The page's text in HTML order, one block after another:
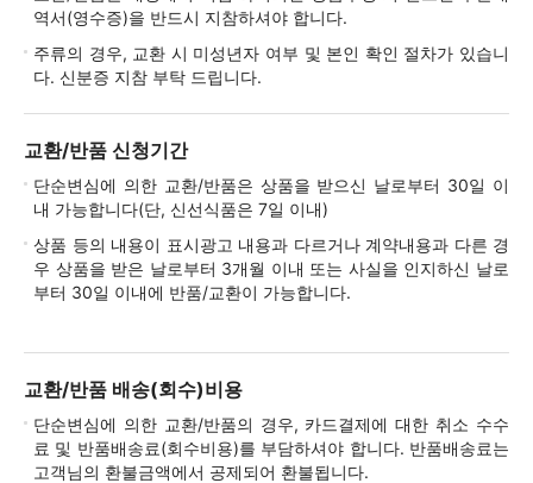
역서(영수증)을 반드시 지참하셔야 합니다.
주류의 경우, 교환 시 미성년자 여부 및 본인 확인 절차가 있습니
다. 신분증 지참 부탁 드립니다.
교환/반품 신청기간
단순변심에 의한 교환/반품은 상품을 받으신 날로부터 30일 이
내 가능합니다(단, 신선식품은 7일 이내)
상품 등의 내용이 표시광고 내용과 다르거나 계약내용과 다른 경
우 상품을 받은 날로부터 3개월 이내 또는 사실을 인지하신 날로
부터 30일 이내에 반품/교환이 가능합니다.
교환/반품 배송(회수)비용
단순변심에 의한 교환/반품의 경우, 카드결제에 대한 취소 수수
료 및 반품배송료(회수비용)를 부담하셔야 합니다. 반품배송료는
고객님의 환불금액에서 공제되어 환불됩니다.